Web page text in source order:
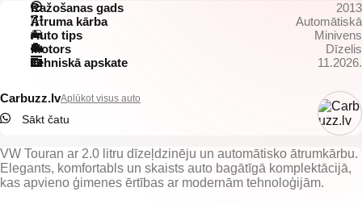
Ražošanas gads
2013
Ātruma kārba
Automātiskā
Auto tips
Minivens
Motors
Dīzelis
Tehniskā apskate
11.2026.
Carbuzz.lvAplūkot visus auto
Sākt čatu
VW Touran ar 2.0 litru dīzeļdzinēju un automātisko ātrumkārbu.
Elegants, komfortabls un skaists auto bagātīgā komplektācijā,
kas apvieno ģimenes ērtības ar modernām tehnoloģijām.